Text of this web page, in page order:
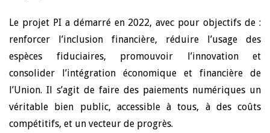
Le projet PI a démarré en 2022, avec pour objectifs de :
renforcer l’inclusion financière, réduire l’usage des
espèces fiduciaires, promouvoir l’innovation et
consolider l’intégration économique et financière de
l’Union. Il s’agit de faire des paiements numériques un
véritable bien public, accessible à tous, à des coûts
compétitifs, et un vecteur de progrès.